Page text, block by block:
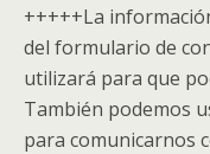
+++++La
del formulario de
utilizará para que
También podemos
para comunicarnos